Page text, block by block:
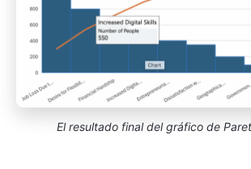
El resultado final del gráfico de